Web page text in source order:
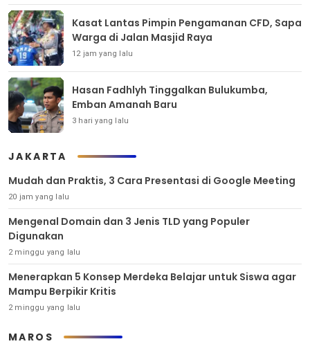
Kasat Lantas Pimpin Pengamanan CFD, Sapa
Warga di Jalan Masjid Raya
12 jam yang lalu
Hasan Fadhlyh Tinggalkan Bulukumba,
Emban Amanah Baru
3 hari yang lalu
JAKARTA
Mudah dan Praktis, 3 Cara Presentasi di Google Meeting
20 jam yang lalu
Mengenal Domain dan 3 Jenis TLD yang Populer
Digunakan
2 minggu yang lalu
Menerapkan 5 Konsep Merdeka Belajar untuk Siswa agar
Mampu Berpikir Kritis
2 minggu yang lalu
MAROS